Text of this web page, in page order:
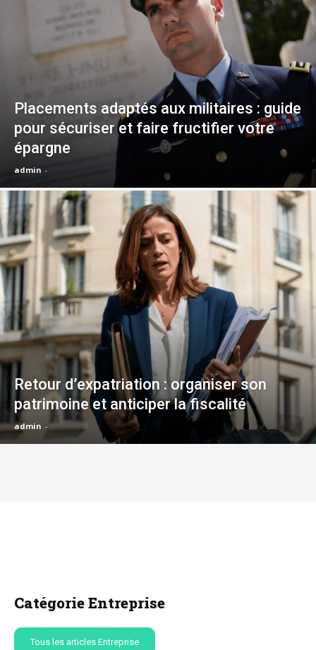
Placements adaptés aux militaires : guide
pour sécuriser et faire fructifier votre
épargne
admin -
Retour d’expatriation : organiser son
patrimoine et anticiper la fiscalité
admin -
Catégorie Entreprise
Tous les articles Entreprise